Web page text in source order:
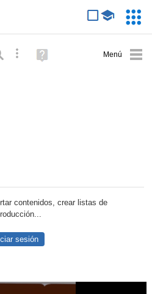
Búsqueda avanzada
Ayuda
(en
contenidos, crear listas de
sesión